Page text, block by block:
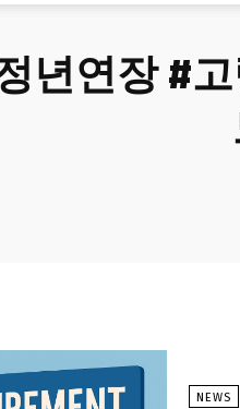
년연장 #
NEWS